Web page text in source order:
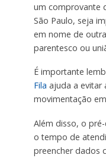
um comprovante
São Paulo, seja
em nome de
parentesco ou
É importante
Fila ajuda a evitar
movimentação
Além disso, o
o tempo de
preencher dados